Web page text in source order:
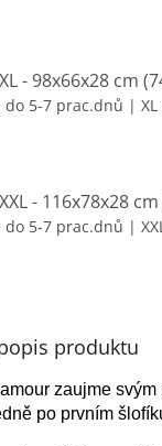
- 98x66x28 cm
do 5-7 prac.dnů | XL
- 116x78x28
do 5-7 prac.dnů |
produktu
zaujme svým
po prvním